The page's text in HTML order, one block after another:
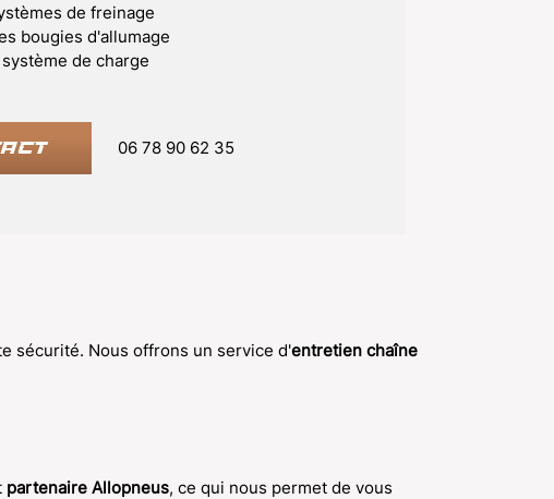
de freinage
bougies d'allumage
de charge
06 78 90 62 35
sécurité. Nous offrons un service d'entretien chaîne
partenaire Allopneus, ce qui nous permet de vous